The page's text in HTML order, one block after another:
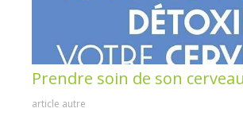
Prendre soin de son cerveau
article autre